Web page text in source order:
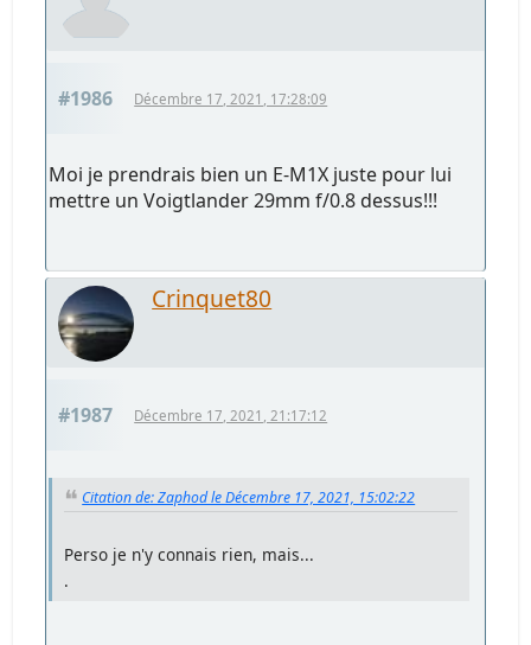
#1986 Décembre 17, 2021, 17:28:09
Moi je prendrais bien un E-M1X juste pour lui
mettre un Voigtlander 29mm f/0.8 dessus!!!
Crinquet80
#1987 Décembre 17, 2021, 21:17:12
Citation de: Zaphod le Décembre 17, 2021, 15:02:22
Perso je n'y connais rien, mais...
.